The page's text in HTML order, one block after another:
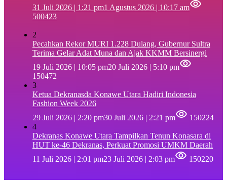
31 Juli 2026 | 1:21 pm1 Agustus 2026 | 10:17 am
500423
2
Pecahkan Rekor MURI 1.228 Dulang, Gubernur Sultra
Terima Gelar Adat Muna dan Ajak KKMM Bersinergi
19 Juli 2026 | 10:05 pm20 Juli 2026 | 5:10 pm
150472
3
Ketua Dekranasda Konawe Utara Hadiri Indonesia
Fashion Week 2026
29 Juli 2026 | 2:20 pm30 Juli 2026 | 2:21 pm
150224
4
Dekranas Konawe Utara Tampilkan Tenun Konasara di
HUT ke-46 Dekranas, Perkuat Promosi UMKM Daerah
11 Juli 2026 | 2:01 pm23 Juli 2026 | 2:03 pm 150220